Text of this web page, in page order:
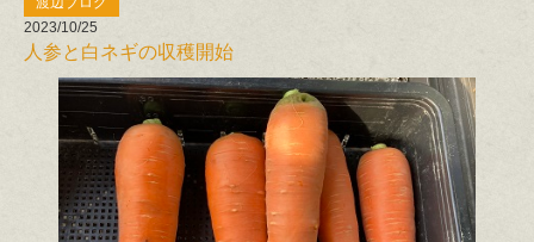
2023/10/25
人参と白ネギの収穫開始